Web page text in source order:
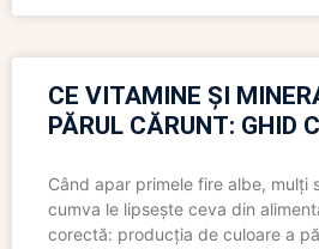
CE VITAMINE ȘI
PĂRUL CĂRUNT: GHID
Când apar primele fire albe, mulți
cumva le lipsește ceva din
corectă: producția de culoare a